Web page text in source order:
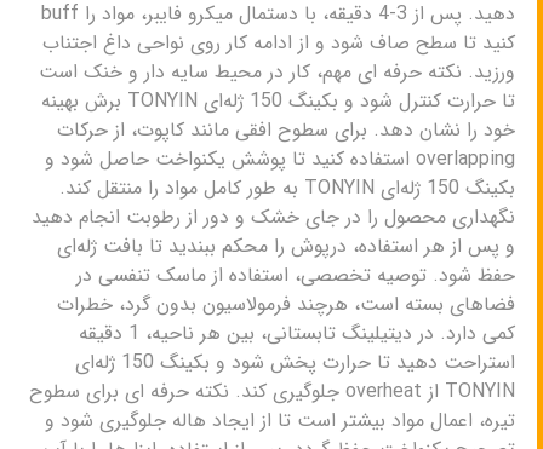
دهید. پس از 3-4 دقیقه، با دستمال میکرو فایبر، مواد را buff
کنید تا سطح صاف شود و از ادامه کار روی نواحی داغ اجتناب
ورزید. نکته حرفه ای مهم، کار در محیط سایه دار و خنک است
تا حرارت کنترل شود و بکینگ 150 ژله‌ای TONYIN برش بهینه
خود را نشان دهد. برای سطوح افقی مانند کاپوت، از حرکات
overlapping استفاده کنید تا پوشش یکنواخت حاصل شود و
بکینگ 150 ژله‌ای TONYIN به طور کامل مواد را منتقل کند.
نگهداری محصول را در جای خشک و دور از رطوبت انجام دهید
و پس از هر استفاده، درپوش را محکم ببندید تا بافت ژله‌ای
حفظ شود. توصیه تخصصی، استفاده از ماسک تنفسی در
فضاهای بسته است، هرچند فرمولاسیون بدون گرد، خطرات
کمی دارد. در دیتیلینگ تابستانی، بین هر ناحیه، 1 دقیقه
استراحت دهید تا حرارت پخش شود و بکینگ 150 ژله‌ای
TONYIN از overheat جلوگیری کند. نکته حرفه ای برای سطوح
تیره، اعمال مواد بیشتر است تا از ایجاد هاله جلوگیری شود و